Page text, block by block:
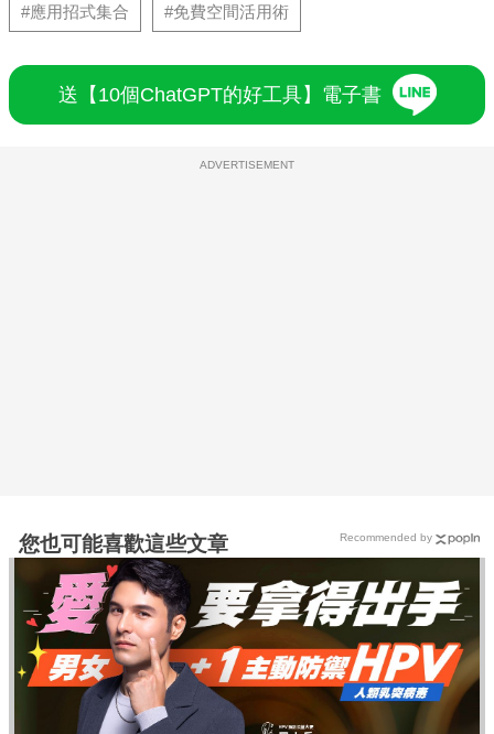
#應用招式集合 #免費空間活用術
送【10個ChatGPT的好工具】電子書
ADVERTISEMENT
您也可能喜歡這些文章 Recommended by